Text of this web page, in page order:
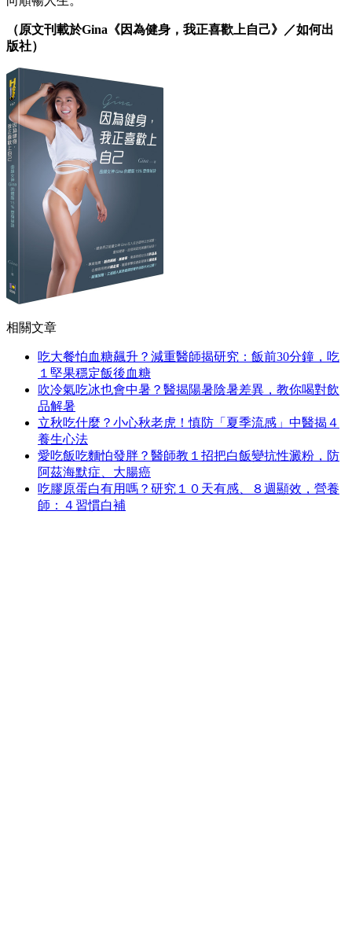
（原文刊載於Gina《因為健身，我正喜歡上自己》／如何出
版社）
相關文章
吃大餐怕血糖飆升？減重醫師揭研究：飯前30分鐘，吃
１堅果穩定飯後血糖
吹冷氣吃冰也會中暑？醫揭陽暑陰暑差異，教你喝對飲
品解暑
立秋吃什麼？小心秋老虎！慎防「夏季流感」中醫揭４
養生心法
愛吃飯吃麵怕發胖？醫師教１招把白飯變抗性澱粉，防
阿茲海默症、大腸癌
吃膠原蛋白有用嗎？研究１０天有感、８週顯效，營養
師：４習慣白補